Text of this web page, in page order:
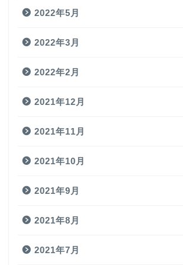
2022年5月
2022年3月
2022年2月
2021年12月
2021年11月
2021年10月
2021年9月
2021年8月
2021年7月